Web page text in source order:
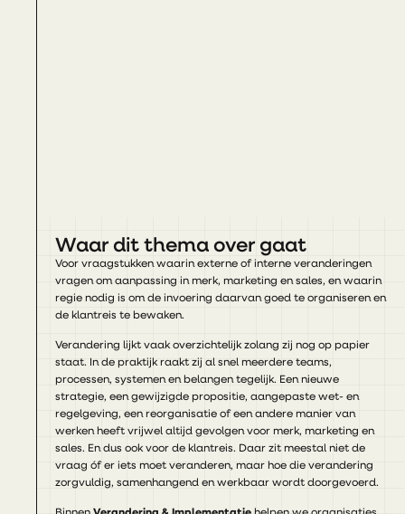
Waar dit thema over gaat
Voor vraagstukken waarin externe of interne veranderingen
vragen om aanpassing in merk, marketing en sales, en waarin
regie nodig is om de invoering daarvan goed te organiseren en
de klantreis te bewaken.
Verandering lijkt vaak overzichtelijk zolang zij nog op papier
staat. In de praktijk raakt zij al snel meerdere teams,
processen, systemen en belangen tegelijk. Een nieuwe
strategie, een gewijzigde propositie, aangepaste wet- en
regelgeving, een reorganisatie of een andere manier van
werken heeft vrijwel altijd gevolgen voor merk, marketing en
sales. En dus ook voor de klantreis. Daar zit meestal niet de
vraag óf er iets moet veranderen, maar hoe die verandering
zorgvuldig, samenhangend en werkbaar wordt doorgevoerd.